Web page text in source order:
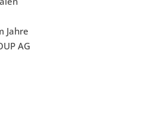
Jahre
AG